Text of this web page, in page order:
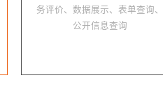
务评价、数据展示、表单查询、
公开信息查询